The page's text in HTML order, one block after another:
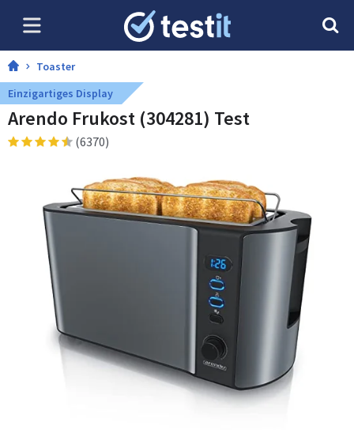
Toaster
Einzigartiges Display
Arendo Frukost (304281) Test
(6370)